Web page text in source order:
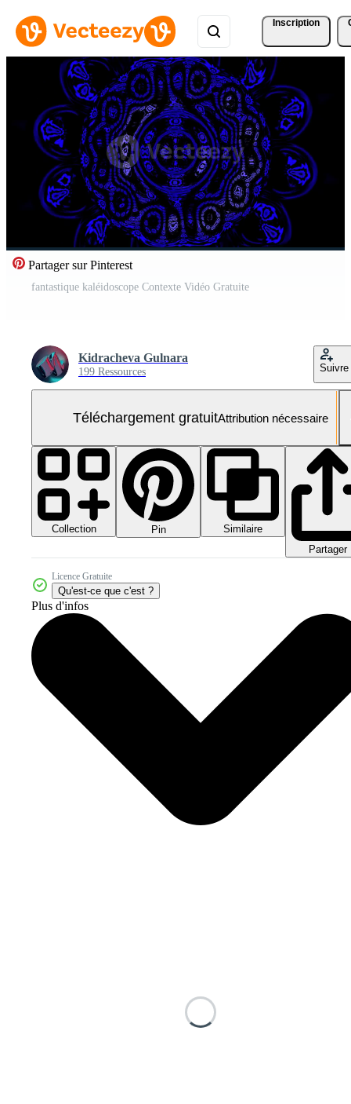
Inscription
Partager sur Pinterest
fantastique kaléidoscope Contexte Vidéo Gratuite
Kidracheva Gulnara
199 Ressources Suivre
Téléchargement gratuitAttribution nécessaire
Collection Pin
Similaire
Partager
Licence Gratuite
Qu'est-ce que c'est ?
Plus d'infos